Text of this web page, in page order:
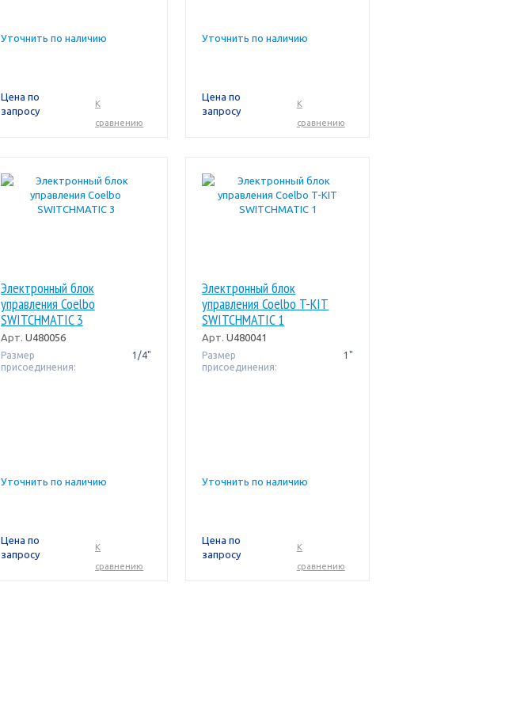
Уточнить по наличию
Цена по
запросу
К
сравнению
Уточнить по наличию
Цена по
запросу
К
сравнению
Электронный блок
управления Coelbo
SWITCHMATIC 3
Арт. U480056
Размер
присоединения:
1/4"
Уточнить по наличию
Цена по
запросу
К
сравнению
Электронный блок
управления Coelbo T-KIT
SWITCHMATIC 1
Арт. U480041
Размер
присоединения:
1"
Уточнить по наличию
Цена по
запросу
К
сравнению